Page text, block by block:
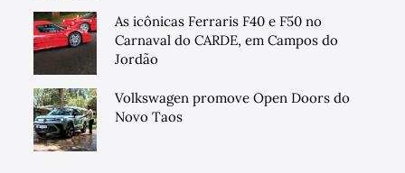
As icônicas Ferraris F40 e F50 no
Carnaval do CARDE, em Campos do
Jordão
Volkswagen promove Open Doors do
Novo Taos